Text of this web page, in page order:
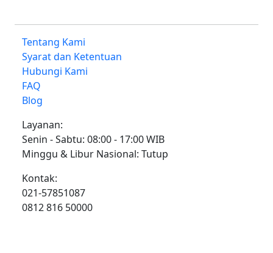
Tentang Kami
Syarat dan Ketentuan
Hubungi Kami
FAQ
Blog
Layanan:
Senin - Sabtu: 08:00 - 17:00 WIB
Minggu & Libur Nasional: Tutup
Kontak:
021-57851087
0812 816 50000